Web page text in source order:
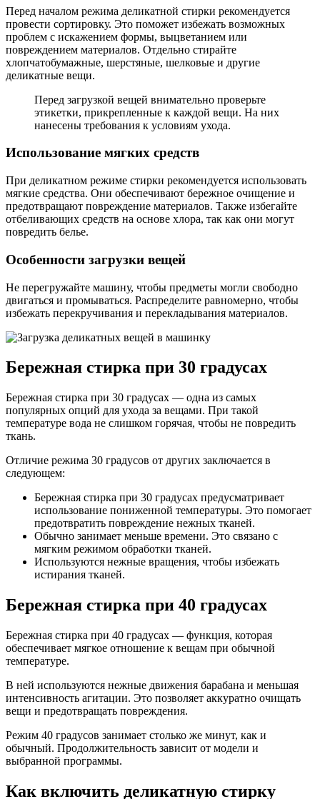
Перед началом режима деликатной стирки рекомендуется
провести сортировку. Это поможет избежать возможных
проблем с искажением формы, выцветанием или
повреждением материалов. Отдельно стирайте
хлопчатобумажные, шерстяные, шелковые и другие
деликатные вещи.
Перед загрузкой вещей внимательно проверьте
этикетки, прикрепленные к каждой вещи. На них
нанесены требования к условиям ухода.
Использование мягких средств
При деликатном режиме стирки рекомендуется использовать
мягкие средства. Они обеспечивают бережное очищение и
предотвращают повреждение материалов. Также избегайте
отбеливающих средств на основе хлора, так как они могут
повредить белье.
Особенности загрузки вещей
Не перегружайте машину, чтобы предметы могли свободно
двигаться и промываться. Распределите равномерно, чтобы
избежать перекручивания и перекладывания материалов.
Бережная стирка при 30 градусах
Бережная стирка при 30 градусах — одна из самых
популярных опций для ухода за вещами. При такой
температуре вода не слишком горячая, чтобы не повредить
ткань.
Отличие режима 30 градусов от других заключается в
следующем:
Бережная стирка при 30 градусах предусматривает
использование пониженной температуры. Это помогает
предотвратить повреждение нежных тканей.
Обычно занимает меньше времени. Это связано с
мягким режимом обработки тканей.
Используются нежные вращения, чтобы избежать
истирания тканей.
Бережная стирка при 40 градусах
Бережная стирка при 40 градусах — функция, которая
обеспечивает мягкое отношение к вещам при обычной
температуре.
В ней используются нежные движения барабана и меньшая
интенсивность агитации. Это позволяет аккуратно очищать
вещи и предотвращать повреждения.
Режим 40 градусов занимает столько же минут, как и
обычный. Продолжительность зависит от модели и
выбранной программы.
Как включить деликатную стирку